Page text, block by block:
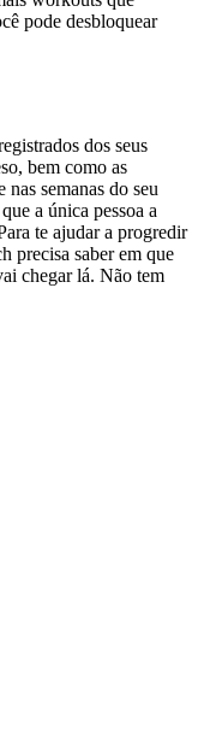
pode desbloquear
dos seus
bem como as
semanas do seu
a única pessoa a
te ajudar a progredir
precisa saber em que
chegar lá. Não tem